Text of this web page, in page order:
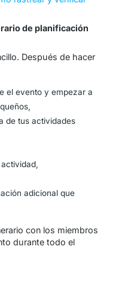
de planificación
Después de hacer
el evento y empezar a
de tus actividades
adicional que
con los miembros
durante todo el